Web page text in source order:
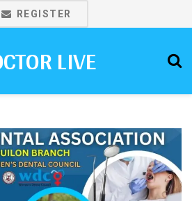
REGISTER
LIVE